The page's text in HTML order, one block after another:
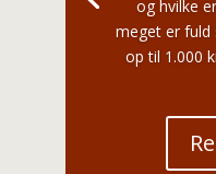
og hvilke
meget er fuld
op til 1.000